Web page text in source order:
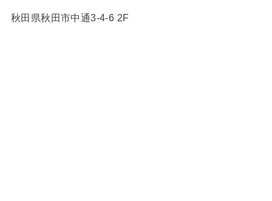
秋田県秋田市中通3-4-6 2F